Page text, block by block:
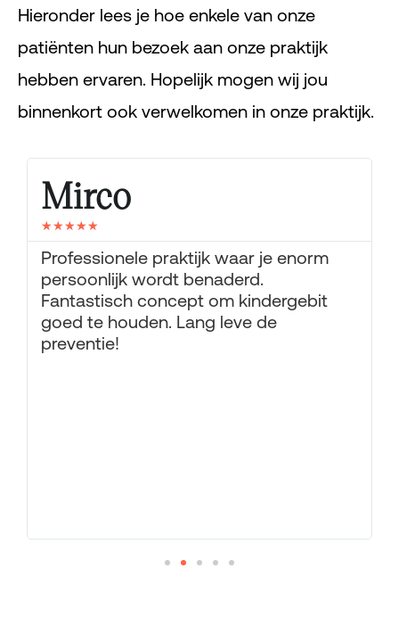
Hieronder lees je hoe enkele van onze
patiënten hun bezoek aan onze praktijk
hebben ervaren. Hopelijk mogen wij jou
binnenkort ook verwelkomen in onze praktijk.
Mirco
★★★★★
Professionele praktijk waar je enorm
persoonlijk wordt benaderd.
Fantastisch concept om kindergebit
goed te houden. Lang leve de
preventie!